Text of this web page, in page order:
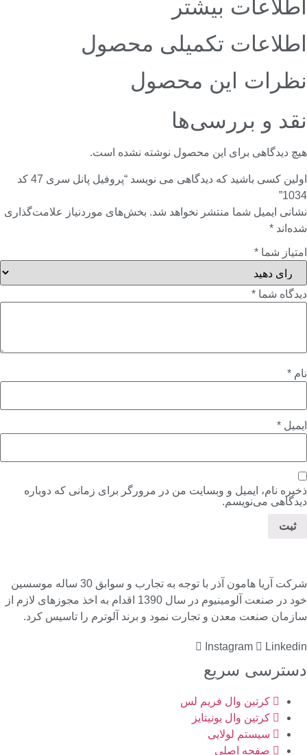
اطلاعات بیشتر
اطلاعات تکمیلی محصول
نظرات این محصول
نقد و بررسی‌ها
هیچ دیدگاهی برای این محصول نوشته نشده است.
اولین کسی باشید که دیدگاهی می نویسد “پروفیل پانل سری 47 کد
1034”
نشانی ایمیل شما منتشر نخواهد شد. بخش‌های موردنیاز علامت‌گذاری
شده‌اند *
امتیاز شما *
دیدگاه شما *
نام *
ایمیل *
ذخیره نام، ایمیل و وبسایت من در مرورگر برای زمانی که دوباره
دیدگاهی می‌نویسم.
شرکت آریا هامون آذر با توجه به تجارب و سوابق 30 ساله موسسین
خود در صنعت آلومینیوم در سال 1390 اقدام به اخذ مجوزهای لازم از
سازمان صنعت معدن و تجارت نمود و برند آلوترم را تاسیس کرد.
Instagram Linkedin
دسترسی سریع
كرتين وال فریم لس
كرتين وال یونیتایز
سیستم لولایی
صفحه اصلی